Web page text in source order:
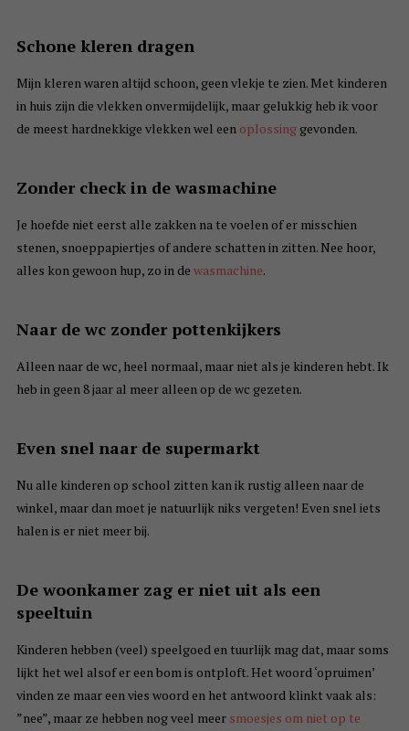
Schone kleren dragen
Mijn kleren waren altijd schoon, geen vlekje te zien. Met kinderen
in huis zijn die vlekken onvermijdelijk, maar gelukkig heb ik voor
de meest hardnekkige vlekken wel een oplossinggevonden.
Zonder check in de wasmachine
Je hoefde niet eerst alle zakken na te voelen of er misschien
stenen, snoeppapiertjes of andere schatten in zitten. Nee hoor,
alles kon gewoon hup, zo in de wasmachine.
Naar de wc zonder pottenkijkers
Alleen naar de wc, heel normaal, maar niet als je kinderen hebt. Ik
heb in geen 8 jaar al meer alleen op de wc gezeten.
Even snel naar de supermarkt
Nu alle kinderen op school zitten kan ik rustig alleen naar de
winkel, maar dan moet je natuurlijk niks vergeten! Even snel iets
halen is er niet meer bij.
De woonkamer zag er niet uit als een
speeltuin
Kinderen hebben (veel) speelgoed en tuurlijk mag dat, maar soms
lijkt het wel alsof er een bom is ontploft. Het woord ‘opruimen’
vinden ze maar een vies woord en het antwoord klinkt vaak als:
”nee”, maar ze hebben nog veel meer smoesjes om niet op te